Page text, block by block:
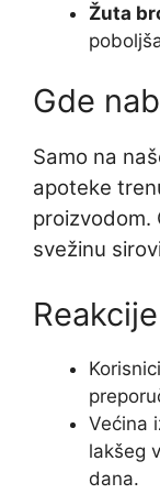
Žuta
Gde
Samo na
apoteke
proizvodom.
svežinu
Većina
lakšeg
dana.